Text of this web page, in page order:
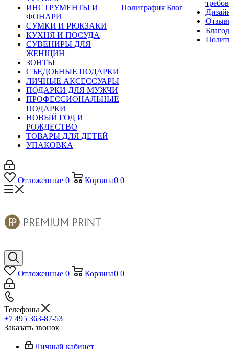
ИНСТРУМЕНТЫ И
ФОНАРИ
СУМКИ И РЮКЗАКИ
КУХНЯ И ПОСУДА
СУВЕНИРЫ ДЛЯ
ЖЕНЩИН
ЗОНТЫ
СЪЕДОБНЫЕ ПОДАРКИ
ЛИЧНЫЕ АКСЕССУАРЫ
ПОДАРКИ ДЛЯ МУЖЧИ
ПРОФЕССИОНАЛЬНЫЕ
ПОДАРКИ
НОВЫЙ ГОД И
РОЖДЕСТВО
ТОВАРЫ ДЛЯ ДЕТЕЙ
УПАКОВКА
Полиграфия Блог
Отложенные 0 Корзина0 0
Отложенные 0 Корзина0 0
Телефоны
+7 495 363-87-53
Заказать звонок
Личный кабинет